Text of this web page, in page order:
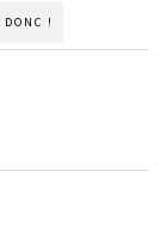
DONC !